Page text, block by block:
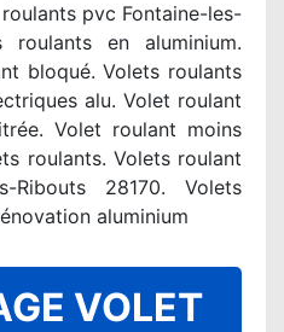
pvc Fontaine-les-
roulants en aluminium.
bloqué. Volets roulants
alu. Volet roulant
Volet roulant moins
roulants. Volets roulant
Ribouts 28170. Volets
aluminium
VOLET